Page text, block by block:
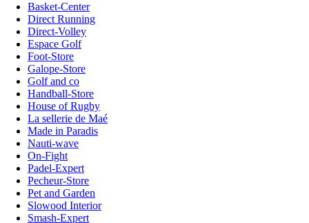
Basket-Center
Direct Running
Direct-Volley
Espace Golf
Foot-Store
Galope-Store
Golf and co
Handball-Store
House of Rugby
La sellerie de Maé
Made in Paradis
Nauti-wave
On-Fight
Padel-Expert
Pecheur-Store
Pet and Garden
Slowood Interior
Smash-Expert